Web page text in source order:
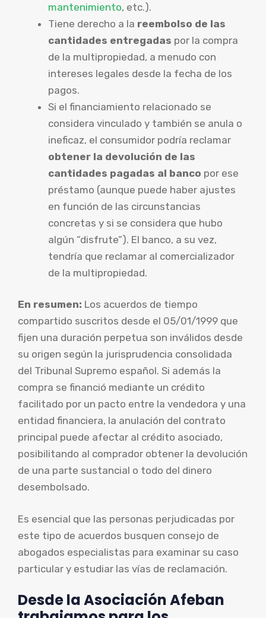
mantenimiento, etc.).
Tiene derecho a la reembolso de las
cantidades entregadas por la compra
de la multipropiedad, a menudo con
intereses legales desde la fecha de los
pagos.
Si el financiamiento relacionado se
considera vinculado y también se anula o
ineficaz, el consumidor podría reclamar
obtener la devolución de las
cantidades pagadas al banco por ese
préstamo (aunque puede haber ajustes
en función de las circunstancias
concretas y si se considera que hubo
algún “disfrute”). El banco, a su vez,
tendría que reclamar al comercializador
de la multipropiedad.
En resumen: Los acuerdos de tiempo
compartido suscritos desde el 05/01/1999 que
fijen una duración perpetua son inválidos desde
su origen según la jurisprudencia consolidada
del Tribunal Supremo español. Si además la
compra se financió mediante un crédito
facilitado por un pacto entre la vendedora y una
entidad financiera, la anulación del contrato
principal puede afectar al crédito asociado,
posibilitando al comprador obtener la devolución
de una parte sustancial o todo del dinero
desembolsado.
Es esencial que las personas perjudicadas por
este tipo de acuerdos busquen consejo de
abogados especialistas para examinar su caso
particular y estudiar las vías de reclamación.
Desde la Asociación Afeban